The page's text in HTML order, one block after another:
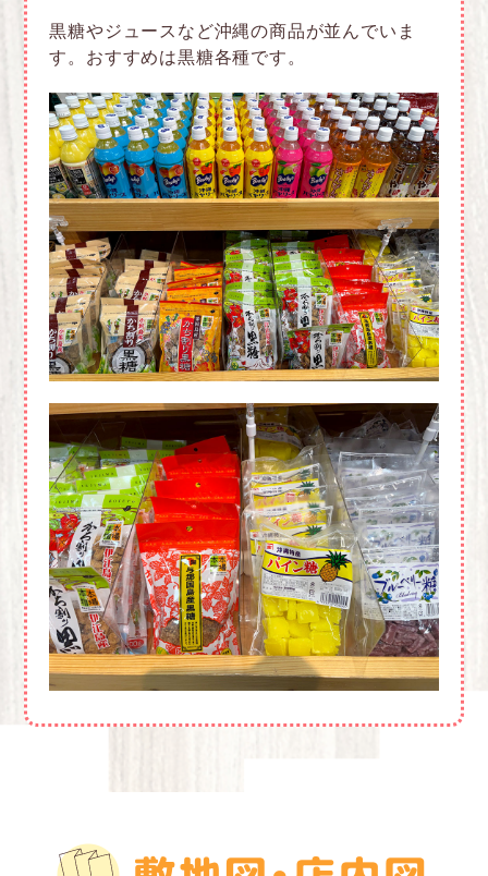
黒糖やジュースなど沖縄の商品が並んでいま
す。おすすめは黒糖各種です。